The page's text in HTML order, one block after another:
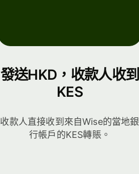
發送HKD，收款人收到
KES
收款人直接收到來自Wise的當地銀
行帳戶的KES轉賬。